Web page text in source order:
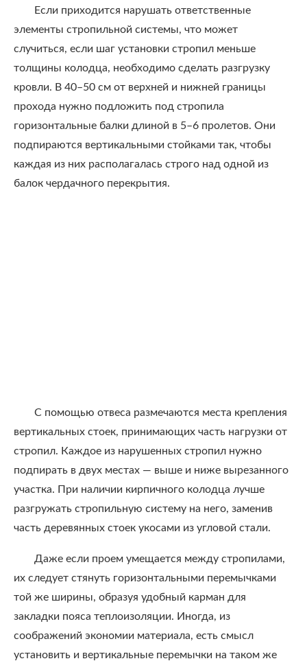
Если приходится нарушать ответственные
элементы стропильной системы, что может
случиться, если шаг установки стропил меньше
толщины колодца, необходимо сделать разгрузку
кровли. В 40–50 см от верхней и нижней границы
прохода нужно подложить под стропила
горизонтальные балки длиной в 5–6 пролетов. Они
подпираются вертикальными стойками так, чтобы
каждая из них располагалась строго над одной из
балок чердачного перекрытия.
С помощью отвеса размечаются места крепления
вертикальных стоек, принимающих часть нагрузки от
стропил. Каждое из нарушенных стропил нужно
подпирать в двух местах — выше и ниже вырезанного
участка. При наличии кирпичного колодца лучше
разгружать стропильную систему на него, заменив
часть деревянных стоек укосами из угловой стали.
Даже если проем умещается между стропилами,
их следует стянуть горизонтальными перемычками
той же ширины, образуя удобный карман для
закладки пояса теплоизоляции. Иногда, из
соображений экономии материала, есть смысл
установить и вертикальные перемычки на таком же